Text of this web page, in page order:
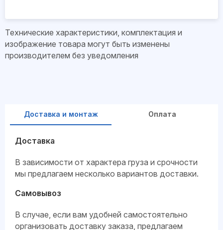
Технические характеристики, комплектация и
изображение товара могут быть изменены
производителем без уведомления
Доставка и монтаж Оплата
Доставка
В зависимости от характера груза и срочности
мы предлагаем несколько вариантов доставки.
Самовывоз
В случае, если вам удобней самостоятельно
организовать доставку заказа, предлагаем